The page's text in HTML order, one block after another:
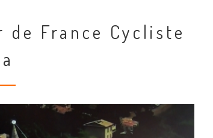
de France Cycliste